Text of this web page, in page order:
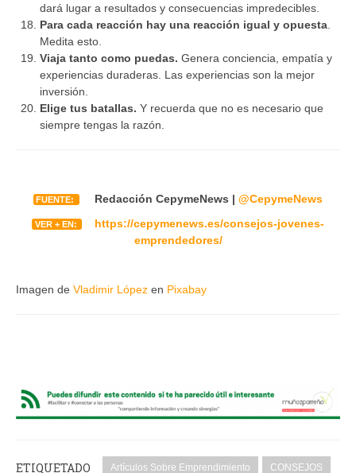
dará lugar a resultados y consecuencias impredecibles.
Para cada reacción hay una reacción igual y opuesta
Medita esto.
Viaja tanto como puedas. Genera conciencia, empatía y
experiencias duraderas. Las experiencias son la mejor
inversión.
Elige tus batallas. Y recuerda que no es necesario que
siempre tengas la razón.
FUENTE: Redacción CepymeNews |@CepymeNews
VER + EN:
https://cepymenews.es/consejos-jovenes-
emprendedores/
Imagen de Vladimir López en Pixabay
ETIQUETADO Artículos Sobre Emprendimiento CONSEJOS